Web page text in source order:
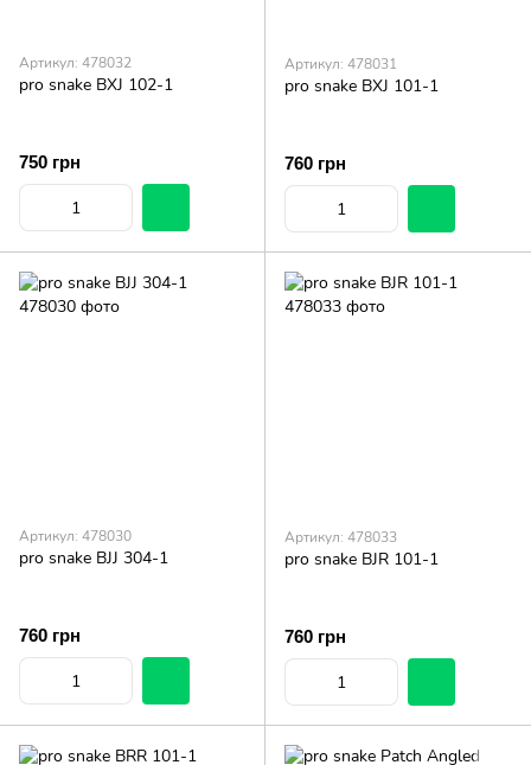
Артикул: 478032
pro snake BXJ 102-1
750 грн
Артикул: 478031
pro snake BXJ 101-1
760 грн
Артикул: 478030
pro snake BJJ 304-1
760 грн
Артикул: 478033
pro snake BJR 101-1
760 грн